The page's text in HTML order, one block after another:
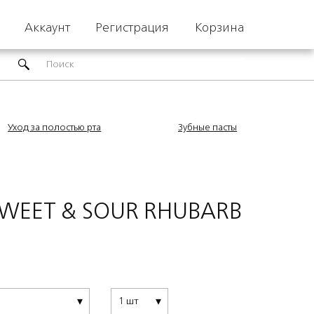
Аккаунт Регистрация Корзина
Уход за полостью рта Зубные пасты
& SOUR RHUBARB
1 шт